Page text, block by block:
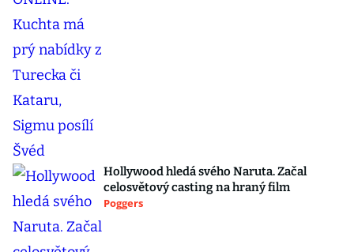
Hollywood hledá svého Naruta. Začal
celosvětový casting na hraný film
Poggers